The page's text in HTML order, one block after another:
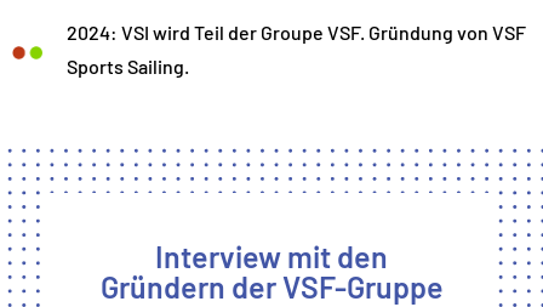
2024: VSI wird Teil der Groupe VSF. Gründung von VSF
Sports Sailing.
Interview mit den
Gründern der VSF-Gruppe